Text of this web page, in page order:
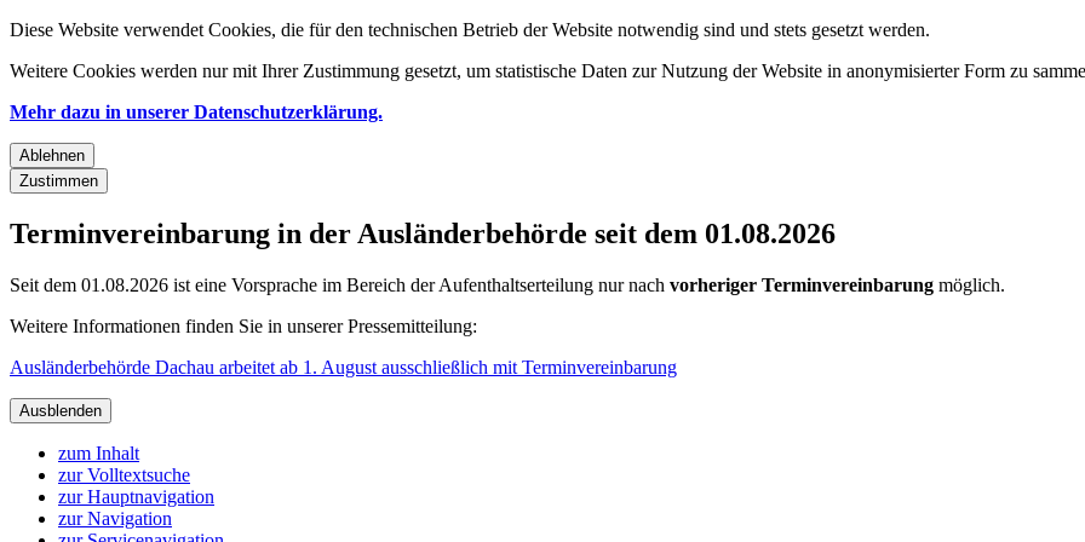
Diese Website verwendet Cookies, die für den technischen Betrieb der Website notwendig sind und stets gesetzt werden.
Weitere Cookies werden nur mit Ihrer Zustimmung gesetzt, um statistische Daten zur Nutzung der Website in anonymisierter Form zu
Mehr dazu in unserer Datenschutzerklärung.
Ablehnen
Zustimmen
Terminvereinbarung in der Ausländerbehörde seit dem 01.08.2026
Seit dem 01.08.2026 ist eine Vorsprache im Bereich der Aufenthaltserteilung nur nach vorheriger Terminvereinbarung möglich.
Weitere Informationen finden Sie in unserer Pressemitteilung:
Ausländerbehörde Dachau arbeitet ab 1. August ausschließlich mit Terminvereinbarung
Ausblenden
zum Inhalt
zur Volltextsuche
zur Hauptnavigation
zur Navigation